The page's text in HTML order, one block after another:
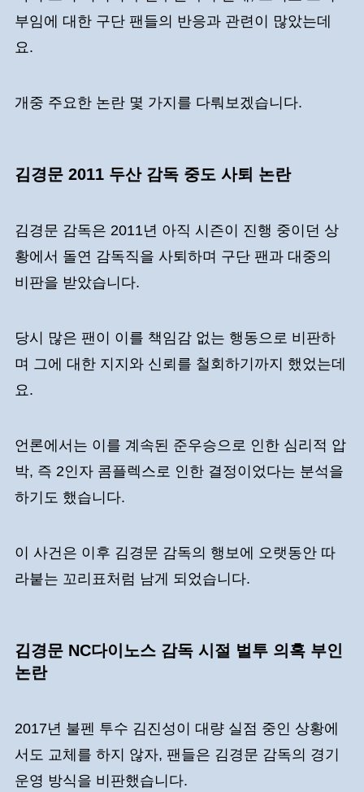
부임에 대한 구단 팬들의 반응과 관련이 많았는데
요.
개중 주요한 논란 몇 가지를 다뤄보겠습니다.
김경문 2011 두산 감독 중도 사퇴 논란
김경문 감독은 2011년 아직 시즌이 진행 중이던 상
황에서 돌연 감독직을 사퇴하며 구단 팬과 대중의
비판을 받았습니다.
당시 많은 팬이 이를 책임감 없는 행동으로 비판하
며 그에 대한 지지와 신뢰를 철회하기까지 했었는데
요.
언론에서는 이를 계속된 준우승으로 인한 심리적 압
박, 즉 2인자 콤플렉스로 인한 결정이었다는 분석을
하기도 했습니다.
이 사건은 이후 김경문 감독의 행보에 오랫동안 따
라붙는 꼬리표처럼 남게 되었습니다.
김경문 NC다이노스 감독 시절 벌투 의혹 부인
논란
2017년 불펜 투수 김진성이 대량 실점 중인 상황에
서도 교체를 하지 않자, 팬들은 김경문 감독의 경기
운영 방식을 비판했습니다.